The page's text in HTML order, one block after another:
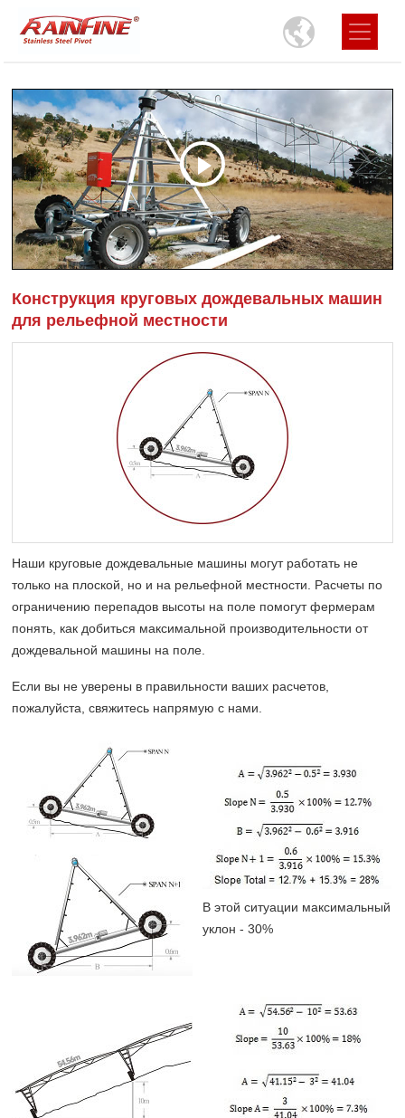
Конструкция круговых дождевальных машин
для рельефной местности
Наши круговые дождевальные машины могут работать не
только на плоской, но и на рельефной местности. Расчеты по
ограничению перепадов высоты на поле помогут фермерам
понять, как добиться максимальной производительности от
дождевальной машины на поле.
Если вы не уверены в правильности ваших расчетов,
пожалуйста, свяжитесь напрямую с нами.
В этой ситуации максимальный
уклон - 30%